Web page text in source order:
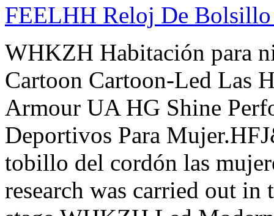
FEELHH Reloj De Bolsillo
WHKZH Habitación para
Cartoon Cartoon-Led Las
Armour UA HG Shine
Deportivos Para
tobillo del cordón las
research was carried out